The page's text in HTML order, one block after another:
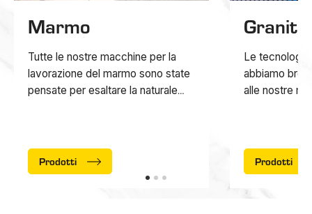
Marmo
Tutte le nostre macchine per la
lavorazione del marmo sono state
pensate per esaltare la naturale
Prodotti
Granito
Le
abbiamo
alle nostre
Prodotti